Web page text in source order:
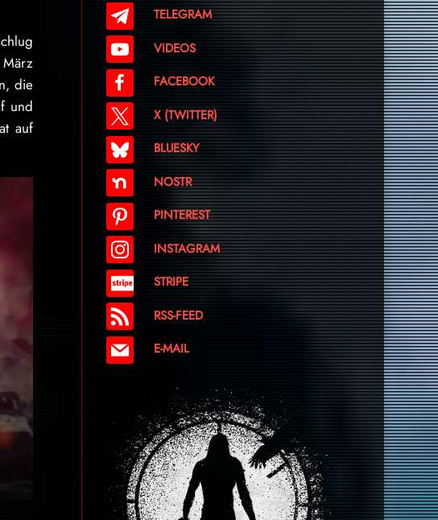
die
und
auf
TELEGRAM
VIDEOS
FACEBOOK
X (TWITTER)
BLUESKY
NOSTR
PINTEREST
INSTAGRAM
STRIPE
RSS-FEED
E-MAIL